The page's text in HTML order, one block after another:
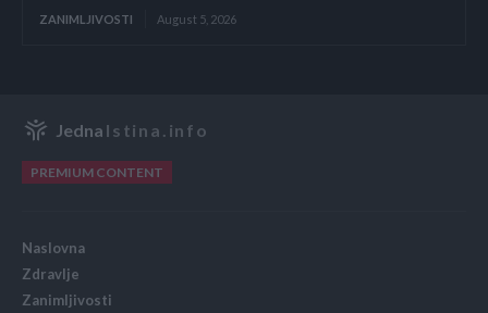
ZANIMLJIVOSTI August 5, 2026
Jedna Istina.info
PREMIUM CONTENT
Naslovna
Zdravlje
Zanimljivosti